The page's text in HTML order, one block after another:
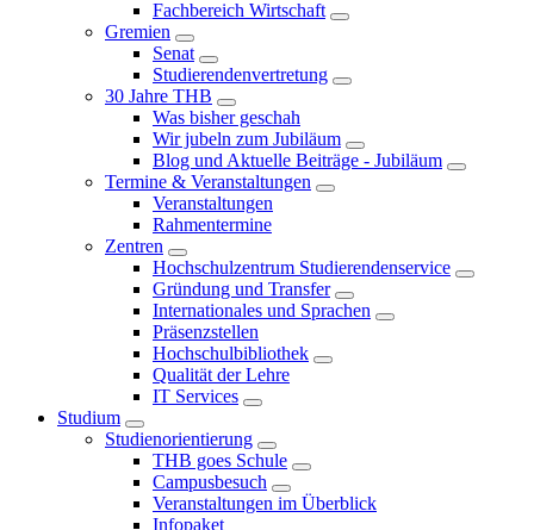
Fachbereich Wirtschaft
Gremien
Senat
Studierendenvertretung
30 Jahre THB
Was bisher geschah
Wir jubeln zum Jubiläum
Blog und Aktuelle Beiträge - Jubiläum
Termine & Veranstaltungen
Veranstaltungen
Rahmentermine
Zentren
Hochschulzentrum Studierendenservice
Gründung und Transfer
Internationales und Sprachen
Präsenzstellen
Hochschulbibliothek
Qualität der Lehre
IT Services
Studium
Studienorientierung
THB goes Schule
Campusbesuch
Veranstaltungen im Überblick
Infopaket